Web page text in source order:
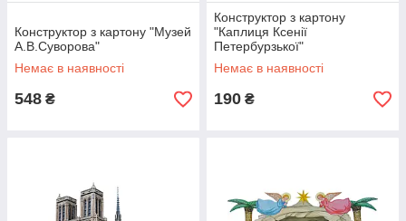
Конструктор з картону "Музей
А.В.Суворова"
Немає в наявності
548 ₴
Конструктор з картону
"Каплиця Ксенії
Петербурзької"
Немає в наявності
190 ₴